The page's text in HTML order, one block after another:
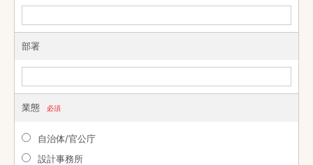
部署
業態 必須
自治体/官公庁
設計事務所